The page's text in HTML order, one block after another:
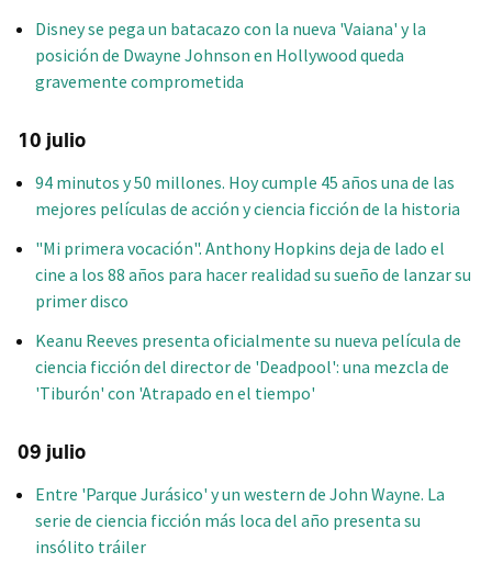
Disney se pega un batacazo con la nueva 'Vaiana' y la
posición de Dwayne Johnson en Hollywood queda
gravemente comprometida
10 julio
94 minutos y 50 millones. Hoy cumple 45 años una de las
mejores películas de acción y ciencia ficción de la historia
"Mi primera vocación". Anthony Hopkins deja de lado el
cine a los 88 años para hacer realidad su sueño de lanzar su
primer disco
Keanu Reeves presenta oficialmente su nueva película de
ciencia ficción del director de 'Deadpool': una mezcla de
'Tiburón' con 'Atrapado en el tiempo'
09 julio
Entre 'Parque Jurásico' y un western de John Wayne. La
serie de ciencia ficción más loca del año presenta su
insólito tráiler